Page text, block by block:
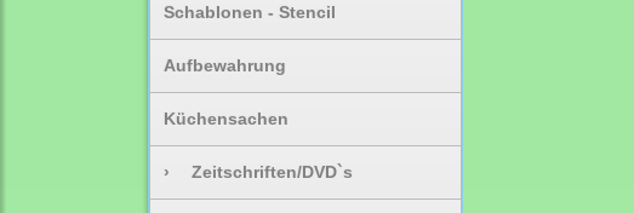
Schablonen - Stencil
Aufbewahrung
Küchensachen
› Zeitschriften/DVD`s